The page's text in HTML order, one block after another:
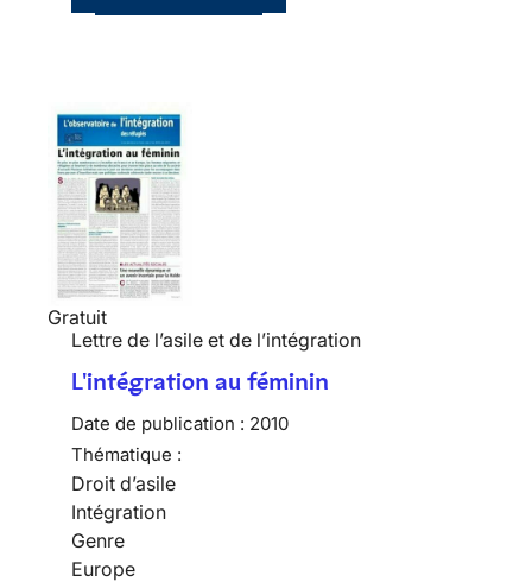
Gratuit
Lettre de l’asile et de l’intégration
L'intégration au féminin
Date de publication : 2010
Thématique :
Droit d’asile
Intégration
Genre
Europe